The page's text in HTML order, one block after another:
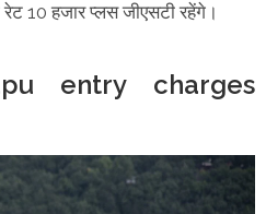
10 हजार प्लस जीएसटी रहेंगे।
entry charges